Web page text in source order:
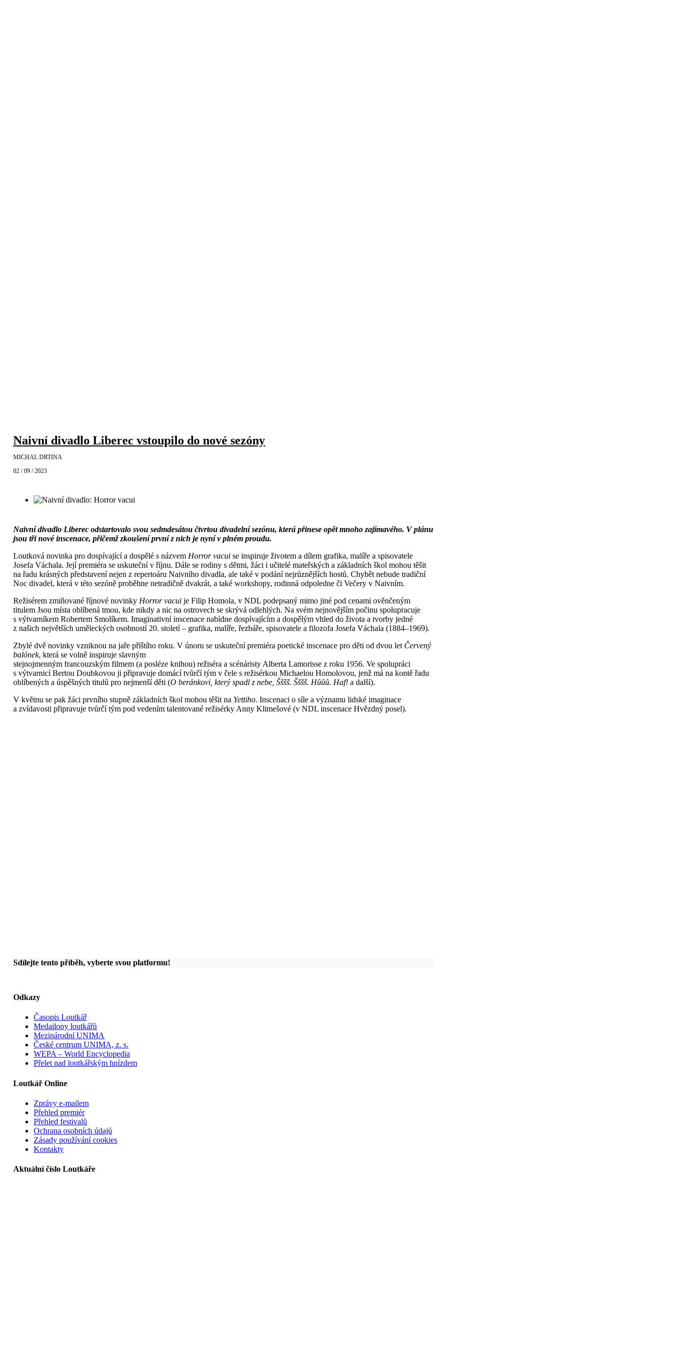
Naivní divadlo Liberec vstoupilo do nové sezóny
MICHAL DRTINA
02 / 09 / 2023
Naivní divadlo Liberec odstartovalo svou sedmdesátou čtvrtou divadelní sezónu, která přinese opět mnoho zajímavého. V plánu
jsou tři nové inscenace, přičemž zkoušení první z nich je nyní v plném proudu.
Loutková novinka pro dospívající a dospělé s názvem Horror vacui se inspiruje životem a dílem grafika, malíře a spisovatele
Josefa Váchala. Její premiéra se uskuteční v říjnu. Dále se rodiny s dětmi, žáci i učitelé mateřských a základních škol mohou těšit
na řadu krásných představení nejen z repertoáru Naivního divadla, ale také v podání nejrůznějších hostů. Chybět nebude tradiční
Noc divadel, která v této sezóně proběhne netradičně dvakrát, a také workshopy, rodinná odpoledne či Večery v Naivním.
Režisérem zmiňované říjnové novinky Horror vacui je Filip Homola, v NDL podepsaný mimo jiné pod cenami ověnčeným
titulem Jsou místa oblíbená tmou, kde nikdy a nic na ostrovech se skrývá odlehlých. Na svém nejnovějším počinu spolupracuje
s výtvarníkem Robertem Smolíkem. Imaginativní inscenace nabídne dospívajícím a dospělým vhled do života a tvorby jedné
z našich největších uměleckých osobností 20. století – grafika, malíře, řezbáře, spisovatele a filozofa Josefa Váchala (1884–1969).
Zbylé dvě novinky vzniknou na jaře příštího roku. V únoru se uskuteční premiéra poetické inscenace pro děti od dvou let Červený
balónek, která se volně inspiruje slavným
stejnojmenným francouzským filmem (a posléze knihou) režiséra a scénáristy Alberta Lamorisse z roku 1956. Ve spolupráci
s výtvarnicí Bertou Doubkovou ji připravuje domácí tvůrčí tým v čele s režisérkou Michaelou Homolovou, jenž má na kontě řadu
oblíbených a úspěšných titulů pro nejmenší děti (O beránkovi, který spadl z nebe, Šššš. Šššš. Hůůů. Haf! a další).
V květnu se pak žáci prvního stupně základních škol mohou těšit na Yettiho. Inscenaci o síle a významu lidské imaginace
a zvídavosti připravuje tvůrčí tým pod vedením talentované režisérky Anny Klimešové (v NDL inscenace Hvězdný posel).
Sdílejte tento příběh, vyberte svou platformu!
Odkazy
Časopis Loutkář
Medailony loutkářů
Mezinárodní UNIMA
České centrum UNIMA, z. s.
WEPA – World Encyclopedia
Přelet nad loutkářským hnízdem
Loutkář Online
Zprávy e-mailem
Přehled premiér
Přehled festivalů
Ochrana osobních údajů
Zásady používání cookies
Kontakty
Aktuální číslo Loutkáře